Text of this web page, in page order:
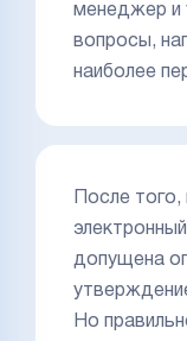
менеджер и
вопросы,
наиболее
После
допущена
Но